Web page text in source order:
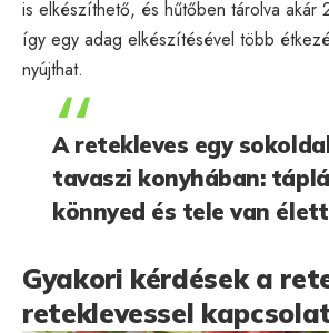
is elkészíthető, és hűtőben tárolva akár
így egy adag elkészítésével több
nyújthat.
A retekleves egy
tavaszi konyhában:
könnyed és tele van
Gyakori kérdések a
reteklevessel